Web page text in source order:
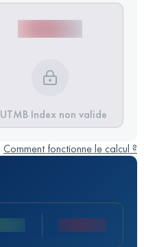
UTMB Index non valide
Comment fonctionne le calcul ?